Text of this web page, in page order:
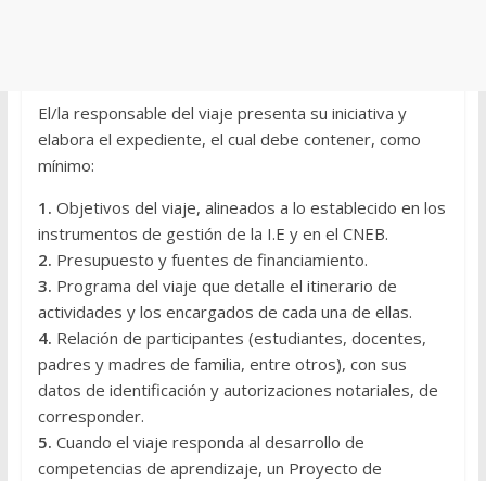
El/la responsable del viaje presenta su iniciativa y
elabora el expediente, el cual debe contener, como
mínimo:
1. Objetivos del viaje, alineados a lo establecido en los
instrumentos de gestión de la I.E y en el CNEB.
2. Presupuesto y fuentes de financiamiento.
3. Programa del viaje que detalle el itinerario de
actividades y los encargados de cada una de ellas.
4. Relación de participantes (estudiantes, docentes,
padres y madres de familia, entre otros), con sus
datos de identificación y autorizaciones notariales, de
corresponder.
5. Cuando el viaje responda al desarrollo de
competencias de aprendizaje, un Proyecto de